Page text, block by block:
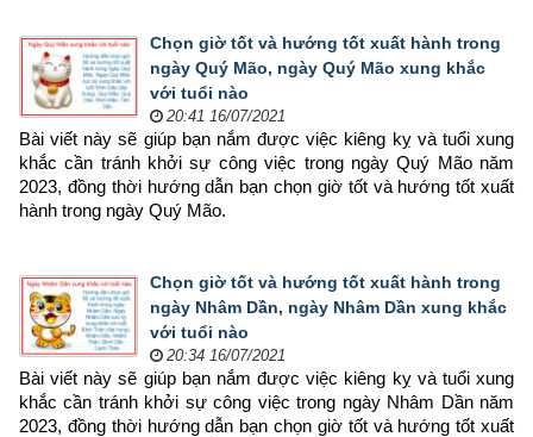
Chọn giờ tốt và hướng tốt xuất hành trong
ngày Quý Mão, ngày Quý Mão xung khắc
với tuổi nào
20:41 16/07/2021
Bài viết này sẽ giúp bạn nắm được việc kiêng kỵ và tuổi xung
khắc cần tránh khởi sự công việc trong ngày Quý Mão năm
2023, đồng thời hướng dẫn bạn chọn giờ tốt và hướng tốt xuất
hành trong ngày Quý Mão.
Chọn giờ tốt và hướng tốt xuất hành trong
ngày Nhâm Dần, ngày Nhâm Dần xung khắc
với tuổi nào
20:34 16/07/2021
Bài viết này sẽ giúp bạn nắm được việc kiêng kỵ và tuổi xung
khắc cần tránh khởi sự công việc trong ngày Nhâm Dần năm
2023, đồng thời hướng dẫn bạn chọn giờ tốt và hướng tốt xuất